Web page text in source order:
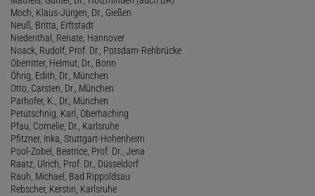
Moch, Klaus-Jürgen, Dr., Gießen
Neuß, Britta, Erftstadt
Niedenthal, Renate, Hannover
Noack, Rudolf, Prof. Dr., Potsdam-Rehbrücke
Oberritter, Helmut, Dr., Bonn
Öhrig, Edith, Dr., München
Otto, Carsten, Dr., München
Parhofer, K., Dr., München
Petutschnig, Karl, Oberhaching
Pfau, Cornelie, Dr., Karlsruhe
Pfitzner, Inka, Stuttgart-Hohenheim
Pool-Zobel, Beatrice, Prof. Dr., Jena
Raatz, Ulrich, Prof. Dr., Düsseldorf
Rauh, Michael, Bad Rippoldsau
Rebscher, Kerstin, Karlsruhe